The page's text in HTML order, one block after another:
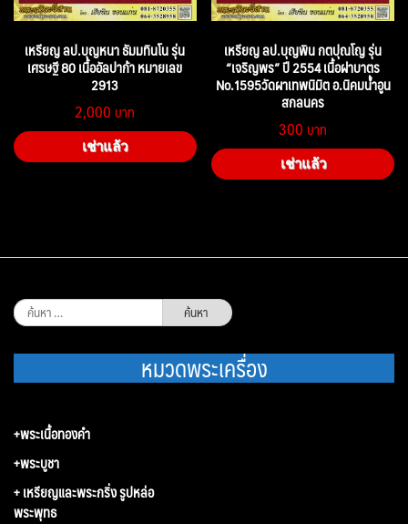
เหรียญ ลป.บุญหนา ธัมมทินโน รุ่น
เศรษฐี 80 เนื้ออัลปาก้า หมายเลข
2913
2,000
เช่าแล้ว
เหรียญ ลป.บุญพิน กตปุณโญ รุ่น
“เจริญพร” ปี 2554 เนื้อฝาบาตร
No.1595วัดผาเทพนิมิต อ.นิคมน้ำอูน
สกลนคร
300
เช่าแล้ว
ค้นหา
สำหรับ:
หมวดพระเครื่อง
+พระเนื้อทองคำ
+พระบูชา
+ เหรียญและพระกริ่ง รูปหล่อ
พระพุทธ